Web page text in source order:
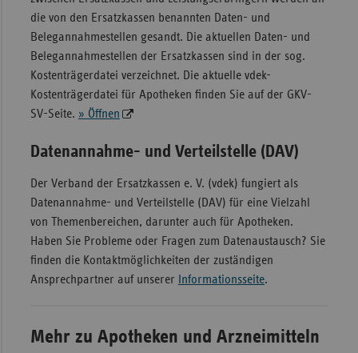
die von den Ersatzkassen benannten Daten- und
Belegannahmestellen gesandt. Die aktuellen Daten- und
Belegannahmestellen der Ersatzkassen sind in der sog.
Kostenträgerdatei verzeichnet. Die aktuelle vdek-
Kostenträgerdatei für Apotheken finden Sie auf der GKV-
SV-Seite. » Öffnen
Datenannahme- und Verteilstelle (DAV)
Der Verband der Ersatzkassen e. V. (vdek) fungiert als
Datenannahme- und Verteilstelle (DAV) für eine Vielzahl
von Themenbereichen, darunter auch für Apotheken.
Haben Sie Probleme oder Fragen zum Datenaustausch? Sie
finden die Kontaktmöglichkeiten der zuständigen
Ansprechpartner auf unserer
Informationsseite.
Mehr zu Apotheken und Arzneimitteln